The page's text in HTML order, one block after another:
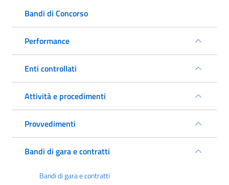
Bandi di Concorso
Performance
Enti controllati
Attività e procedimenti
Provvedimenti
Bandi di gara e contratti
Bandi di gara e contratti